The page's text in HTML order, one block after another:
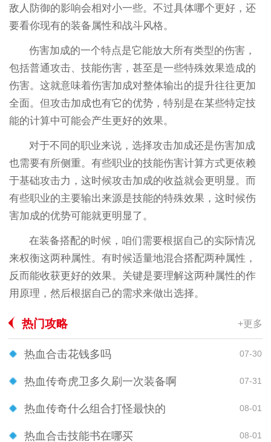
敌人防御的影响会相对小一些。不过具体哪个更好，还
要看你现有的装备属性和战斗风格。
伤害加成的一个特点是它能放大所有类型的伤害，
包括普通攻击、技能伤害，甚至是一些特殊效果造成的
伤害。这就意味着伤害加成对整体输出的提升往往更加
全面。但攻击加成也有它的优势，特别是在某些特定技
能的计算中可能会产生更好的效果。
对于不同的职业来说，选择攻击加成还是伤害加成
也需要有所侧重。有些职业的技能伤害计算方式更依赖
于基础攻击力，这时候攻击加成的收益就会更明显。而
有些职业的主要输出来源是技能的特殊效果，这时候伤
害加成的优势可能就更明显了。
在装备搭配的时候，咱们需要根据自己的实际情况
来权衡这两种属性。有时候适量地混合搭配两种属性，
反而能收获更好的效果。关键是要理解这两种属性的作
用原理，然后根据自己的需求来做出选择。
热门攻略 +更多
热血合击花钱多吗 07-30
热血传奇虎卫多久刷一次装备啊 07-31
热血传奇什么组合打怪最快的 08-01
热血合击技能书在哪买 08-01